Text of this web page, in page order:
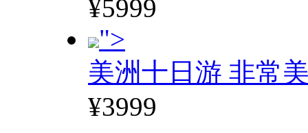
¥5999
">
美洲十日游 非常
¥3999